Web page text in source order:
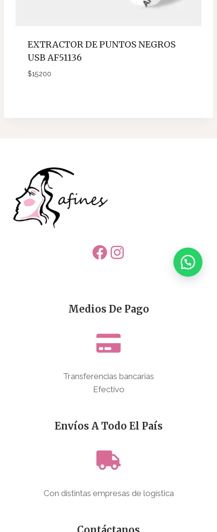
EXTRACTOR DE PUNTOS NEGROS
USB AF51136
$15200
Facebook
Instagram
Medios De Pago
Transferencias bancarias
Efectivo
Envíos A Todo El País
Con distintas empresas de logística